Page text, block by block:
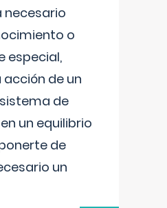
necesario
o
especial,
de un
de
un equilibrio
de
un